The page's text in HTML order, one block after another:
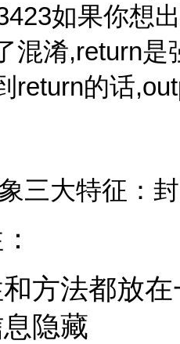
如果你想
混淆,return
return的话
三大特征：
方法都放在
隐藏